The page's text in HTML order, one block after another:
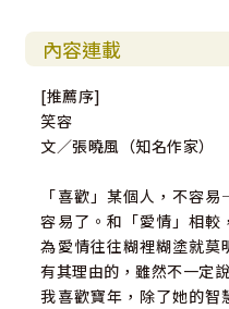
內容連載
[推薦序]
笑容
文／張曉風（知名作家）
「喜歡」某個人，不容
容易了。和「愛情」相較
為愛情往往糊裡糊塗就莫
有其理由的，雖然不一定
我喜歡寶年，除了她的智